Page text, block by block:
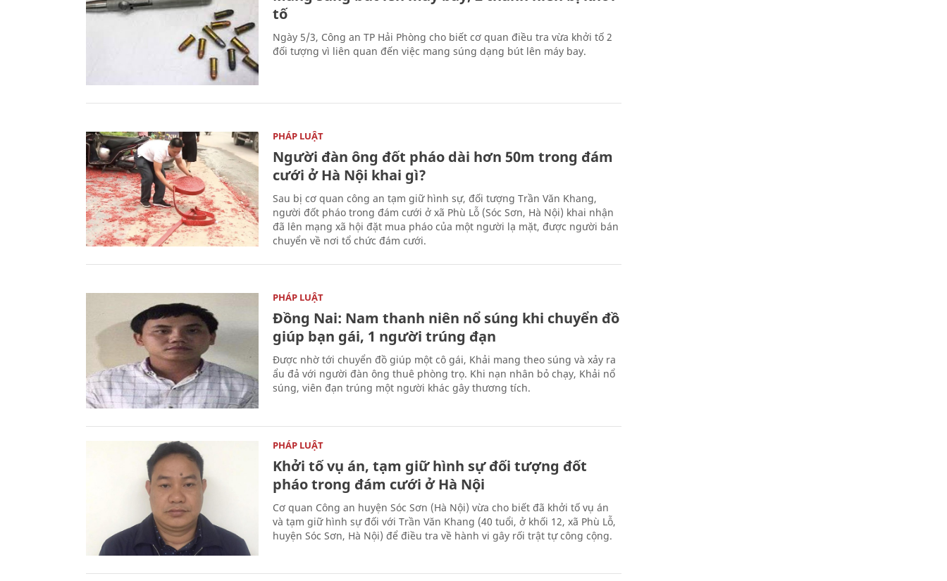
tố
Ngày 5/3, Công an TP Hải Phòng cho biết cơ quan điều tra vừa khởi tố 2
đối tượng vì liên quan đến việc mang súng dạng bút lên máy bay.
PHÁP LUẬT
Người đàn ông đốt pháo dài hơn 50m trong đám
cưới ở Hà Nội khai gì?
Sau bị cơ quan công an tạm giữ hình sự, đối tượng Trần Văn Khang,
người đốt pháo trong đám cưới ở xã Phù Lỗ (Sóc Sơn, Hà Nội) khai nhận
đã lên mạng xã hội đặt mua pháo của một người lạ mặt, được người bán
chuyển về nơi tổ chức đám cưới.
PHÁP LUẬT
Đồng Nai: Nam thanh niên nổ súng khi chuyển đồ
giúp bạn gái, 1 người trúng đạn
Được nhờ tới chuyển đồ giúp một cô gái, Khải mang theo súng và xảy ra
ẩu đả với người đàn ông thuê phòng trọ. Khi nạn nhân bỏ chạy, Khải nổ
súng, viên đạn trúng một người khác gây thương tích.
PHÁP LUẬT
Khởi tố vụ án, tạm giữ hình sự đối tượng đốt
pháo trong đám cưới ở Hà Nội
Cơ quan Công an huyện Sóc Sơn (Hà Nội) vừa cho biết đã khởi tố vụ án
và tạm giữ hình sự đối với Trần Văn Khang (40 tuổi, ở khối 12, xã Phù Lỗ,
huyện Sóc Sơn, Hà Nội) để điều tra về hành vi gây rối trật tự công cộng.